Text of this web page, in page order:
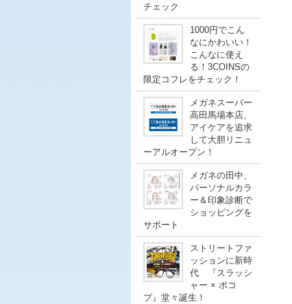
チェック
1000円でこん
なにかわいい！
こんなに使え
る！3COINSの
限定コフレをチェック！
メガネスーパー
高田馬場本店、
アイケアを追求
して大胆リニュ
ーアルオープン！
メガネの田中、
パーソナルカラ
ー＆印象診断で
ショッピングを
サポート
ストリートファ
ッションに新時
代 『スラッシ
ャー × ポコ
プ』堂々誕生！